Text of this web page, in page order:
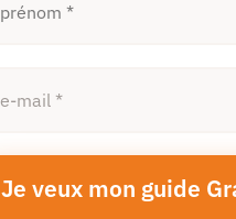
Je veux mon guide